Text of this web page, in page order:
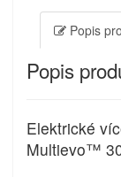
Popis
Popis
Elektrické
Multievo™